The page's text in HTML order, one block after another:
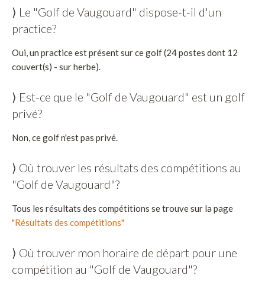
⟩ Le "Golf de Vaugouard" dispose-t-il d'un
practice?
Oui, un practice est présent sur ce golf (24 postes dont 12
couvert(s) - sur herbe).
⟩ Est-ce que le "Golf de Vaugouard" est un golf
privé?
Non, ce golf n'est pas privé.
⟩ Où trouver les résultats des compétitions au
"Golf de Vaugouard"?
Tous les résultats des compétitions se trouve sur la page
"Résultats des compétitions"
⟩ Où trouver mon horaire de départ pour une
compétition au "Golf de Vaugouard"?